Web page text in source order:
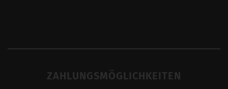
ZAHLUNGSMÖGLICHKEITEN